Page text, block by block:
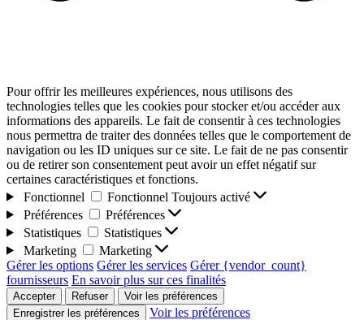
Pour offrir les meilleures expériences, nous utilisons des
technologies telles que les cookies pour stocker et/ou accéder aux
informations des appareils. Le fait de consentir à ces technologies
nous permettra de traiter des données telles que le comportement de
navigation ou les ID uniques sur ce site. Le fait de ne pas consentir
ou de retirer son consentement peut avoir un effet négatif sur
certaines caractéristiques et fonctions.
Fonctionnel
Fonctionnel Toujours activé
Préférences
Préférences
Statistiques
Statistiques
Marketing
Marketing
Gérer les options Gérer les services Gérer {vendor_count}
fournisseurs En savoir plus sur ces finalités
Accepter Refuser
Voir les préférences
Enregistrer les préférences
Voir les préférences